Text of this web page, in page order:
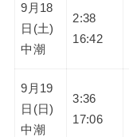
9月18
日(土)
中潮
2:38
16:42
9月19
日(日)
中潮
3:36
17:06